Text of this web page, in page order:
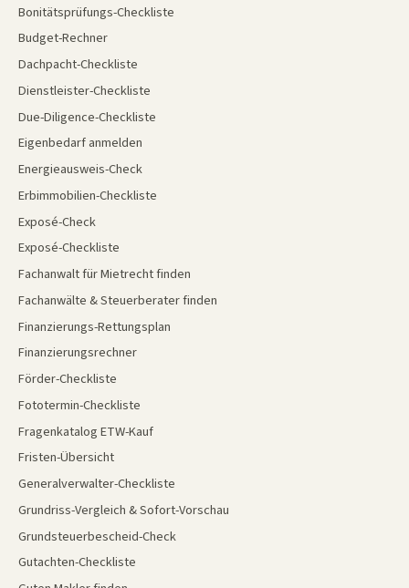
Bonitätsprüfungs-Checkliste
Budget-Rechner
Dachpacht-Checkliste
Dienstleister-Checkliste
Due-Diligence-Checkliste
Eigenbedarf anmelden
Energieausweis-Check
Erbimmobilien-Checkliste
Exposé-Check
Exposé-Checkliste
Fachanwalt für Mietrecht finden
Fachanwälte & Steuerberater finden
Finanzierungs-Rettungsplan
Finanzierungsrechner
Förder-Checkliste
Fototermin-Checkliste
Fragenkatalog ETW-Kauf
Fristen-Übersicht
Generalverwalter-Checkliste
Grundriss-Vergleich & Sofort-Vorschau
Grundsteuerbescheid-Check
Gutachten-Checkliste